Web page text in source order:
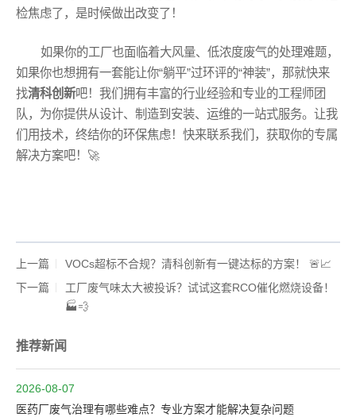
检焦虑了，是时候做出改变了！
如果你的工厂也面临着大风量、低浓度废气的处理难题，
如果你也想拥有一套能让你“躺平”过环评的“神装”，那就快来
找清科创新吧！我们拥有丰富的行业经验和专业的工程师团
队，为你提供从设计、制造到安装、运维的一站式服务。让我
们用技术，终结你的环保焦虑！快来联系我们，获取你的专属
解决方案吧！🚀
上一篇
VOCs超标不合规？清科创新有一键达标的方案！ 🚨📈
下一篇
工厂废气味太大被投诉？试试这套RCO催化燃烧设备！
🏭💨
推荐新闻
2026-08-07
医药厂废气治理有哪些难点？专业方案才能解决复杂问题